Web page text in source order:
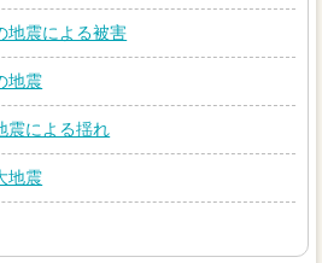
震による被害
地震
による揺れ
地震